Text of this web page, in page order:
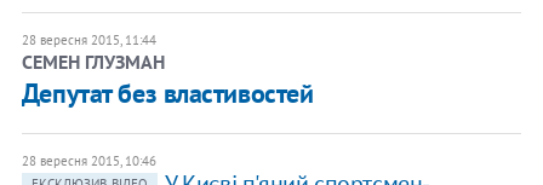
28 вересня 2015, 11:44
СЕМЕН ГЛУЗМАН
Депутат без властивостей
28 вересня 2015, 10:46